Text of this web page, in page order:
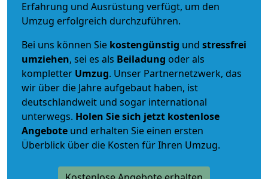
Erfahrung und Ausrüstung verfügt, um den
Umzug erfolgreich durchzuführen.
Bei uns können Sie kostengünstig und stressfrei
umziehen, sei es als Beiladung oder als
kompletter Umzug. Unser Partnernetzwerk, das
wir über die Jahre aufgebaut haben, ist
deutschlandweit und sogar international
unterwegs. Holen Sie sich jetzt kostenlose
Angebote und erhalten Sie einen ersten
Überblick über die Kosten für Ihren Umzug.